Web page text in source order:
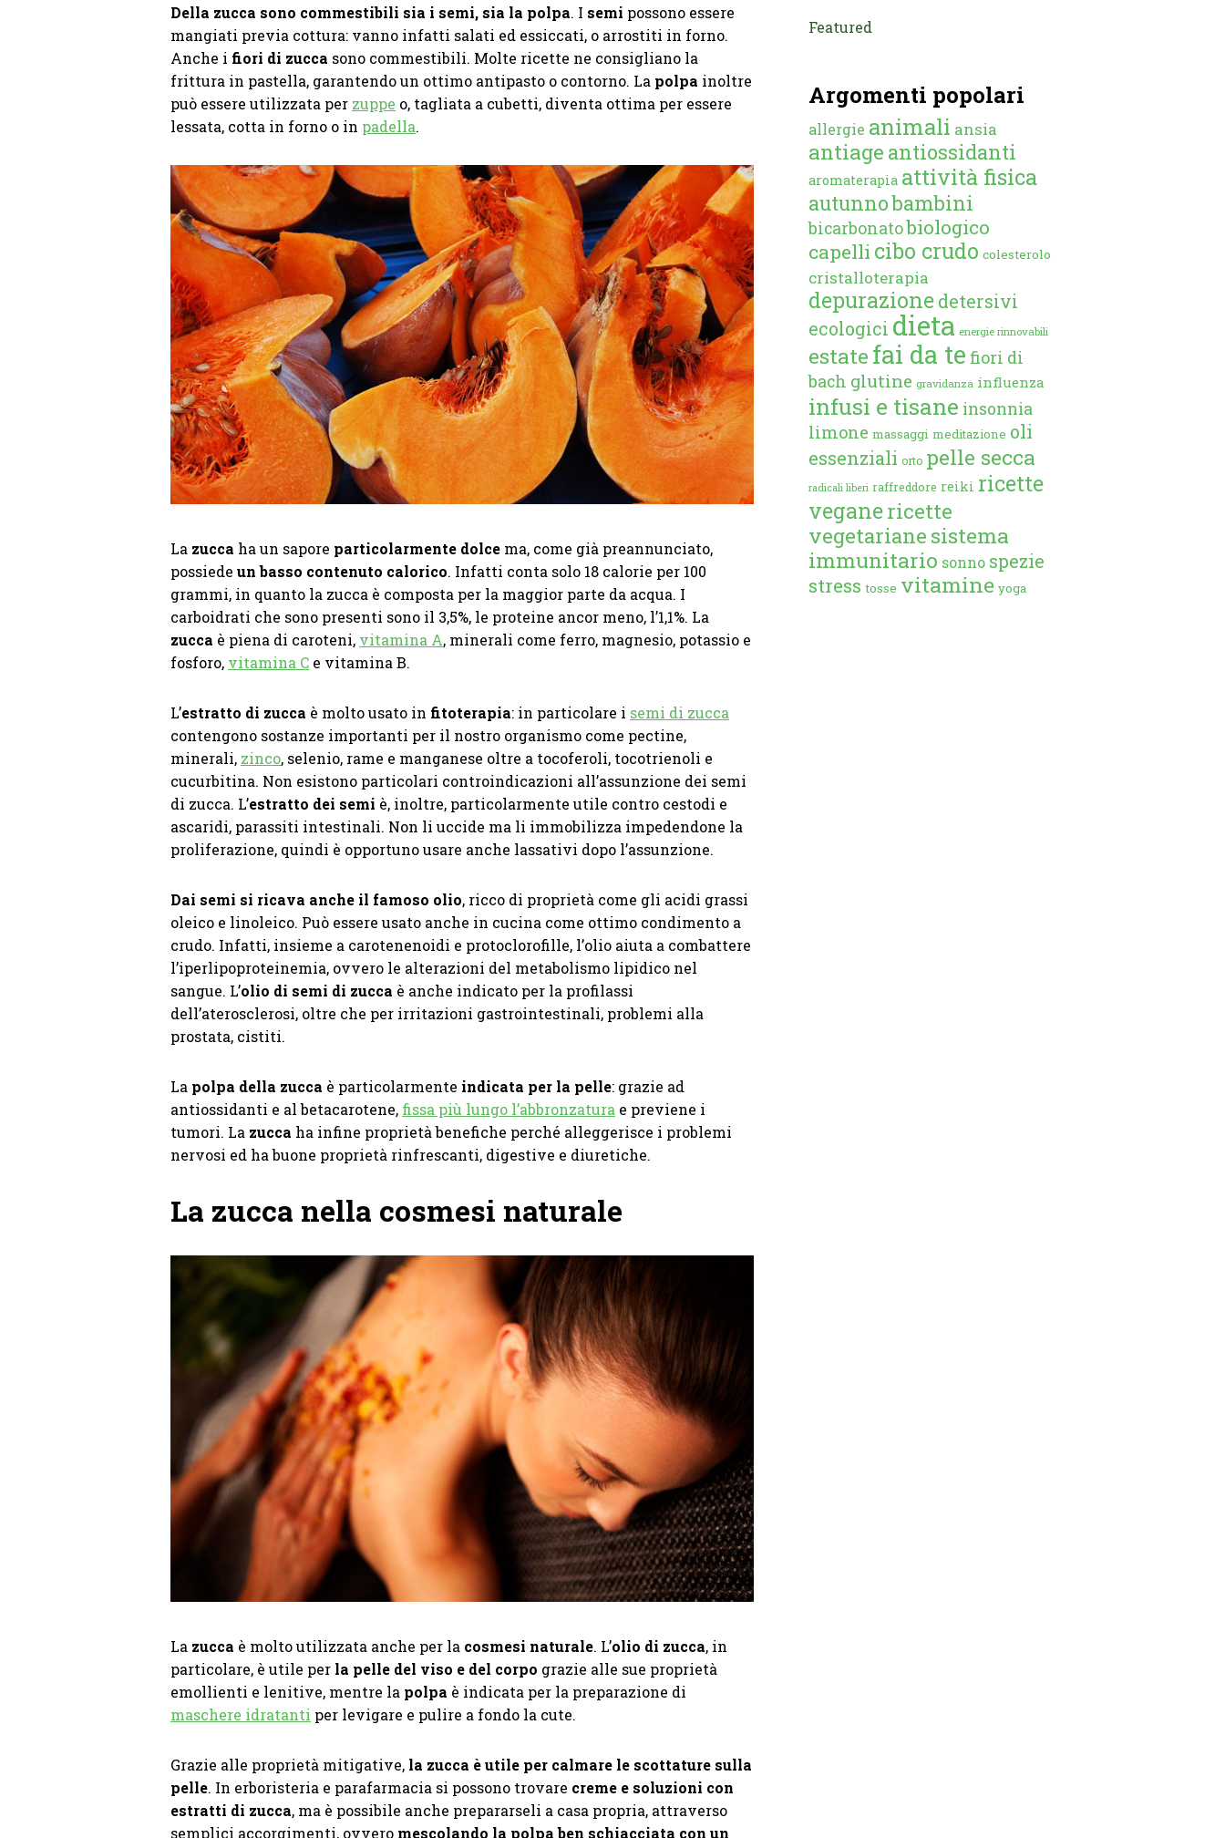
Della zucca sono commestibili sia i semi, sia la polpa. I semi possono essere
mangiati previa cottura: vanno infatti salati ed essiccati, o arrostiti in forno.
Anche i fiori di zucca sono commestibili. Molte ricette ne consigliano la
frittura in pastella, garantendo un ottimo antipasto o contorno. La polpa inoltre
può essere utilizzata per zuppe o, tagliata a cubetti, diventa ottima per essere
lessata, cotta in forno o in padella.
La zucca ha un sapore particolarmente dolce ma, come già preannunciato,
possiede un basso contenuto calorico. Infatti conta solo 18 calorie per 100
grammi, in quanto la zucca è composta per la maggior parte da acqua. I
carboidrati che sono presenti sono il 3,5%, le proteine ancor meno, l’1,1%. La
zucca è piena di caroteni, vitamina A, minerali come ferro, magnesio, potassio e
fosforo, vitamina C e vitamina B.
L’estratto di zucca è molto usato in fitoterapia: in particolare i semi di zucca
contengono sostanze importanti per il nostro organismo come pectine,
minerali, zinco, selenio, rame e manganese oltre a tocoferoli, tocotrienoli e
cucurbitina. Non esistono particolari controindicazioni all’assunzione dei semi
di zucca. L’estratto dei semi è, inoltre, particolarmente utile contro cestodi e
ascaridi, parassiti intestinali. Non li uccide ma li immobilizza impedendone la
proliferazione, quindi è opportuno usare anche lassativi dopo l’assunzione.
Dai semi si ricava anche il famoso olio, ricco di proprietà come gli acidi grassi
oleico e linoleico. Può essere usato anche in cucina come ottimo condimento a
crudo. Infatti, insieme a carotenenoidi e protoclorofille, l’olio aiuta a combattere
l’iperlipoproteinemia, ovvero le alterazioni del metabolismo lipidico nel
sangue. L’olio di semi di zucca è anche indicato per la profilassi
dell’aterosclerosi, oltre che per irritazioni gastrointestinali, problemi alla
prostata, cistiti.
La polpa della zucca è particolarmente indicata per la pelle: grazie ad
antiossidanti e al betacarotene, fissa più lungo l’abbronzatura e previene i
tumori. La zucca ha infine proprietà benefiche perché alleggerisce i problemi
nervosi ed ha buone proprietà rinfrescanti, digestive e diuretiche.
La zucca nella cosmesi naturale
La zucca è molto utilizzata anche per la cosmesi naturale. L’olio di zucca, in
particolare, è utile per la pelle del viso e del corpo grazie alle sue proprietà
emollienti e lenitive, mentre la polpa è indicata per la preparazione di
maschere idratanti per levigare e pulire a fondo la cute.
Grazie alle proprietà mitigative, la zucca è utile per calmare le scottature sulla
pelle. In erboristeria e parafarmacia si possono trovare creme e soluzioni con
estratti di zucca, ma è possibile anche prepararseli a casa propria, attraverso
semplici accorgimenti, ovvero mescolando la polpa ben schiacciata con un
Featured
Argomenti popolari
allergie animali ansia
antiage antiossidanti
aromaterapia attività fisica
autunnobambini
bicarbonatobiologico
capelli cibo crudo colesterolo
cristalloterapia
depurazione detersivi
ecologici dieta energie rinnovabili
estate fai da te fiori di
bach glutine gravidanza influenza
infusi e tisane insonnia
limone massaggi meditazione oli
essenziali orto pelle secca
radicali liberi raffreddore reiki ricette
veganericette
vegetariane sistema
immunitario sonno spezie
stress tosse vitamine yoga